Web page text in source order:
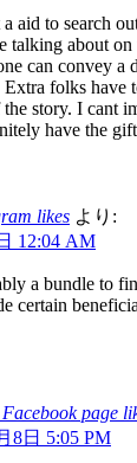
aid to search
talking about on
can convey a
folks have
story. I cant
have the
likes より:
12:04 AM
a bundle to
certain
page
8日 5:05 PM